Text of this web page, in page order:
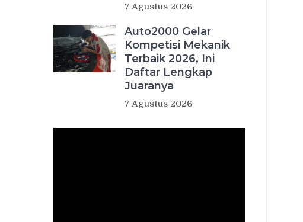
7 Agustus 2026
Auto2000 Gelar
Kompetisi Mekanik
Terbaik 2026, Ini
Daftar Lengkap
Juaranya
7 Agustus 2026